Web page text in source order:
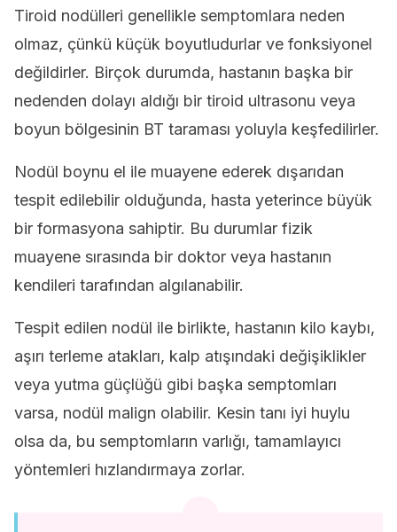
Tiroid nodülleri genellikle semptomlara neden
olmaz, çünkü küçük boyutludurlar ve fonksiyonel
değildirler. Birçok durumda, hastanın başka bir
nedenden dolayı aldığı bir tiroid ultrasonu veya
boyun bölgesinin BT taraması yoluyla keşfedilirler.
Nodül boynu el ile muayene ederek dışarıdan
tespit edilebilir olduğunda, hasta yeterince büyük
bir formasyona sahiptir. Bu durumlar fizik
muayene sırasında bir doktor veya hastanın
kendileri tarafından algılanabilir.
Tespit edilen nodül ile birlikte, hastanın kilo kaybı,
aşırı terleme atakları, kalp atışındaki değişiklikler
veya yutma güçlüğü gibi başka semptomları
varsa, nodül malign olabilir. Kesin tanı iyi huylu
olsa da, bu semptomların varlığı, tamamlayıcı
yöntemleri hızlandırmaya zorlar.